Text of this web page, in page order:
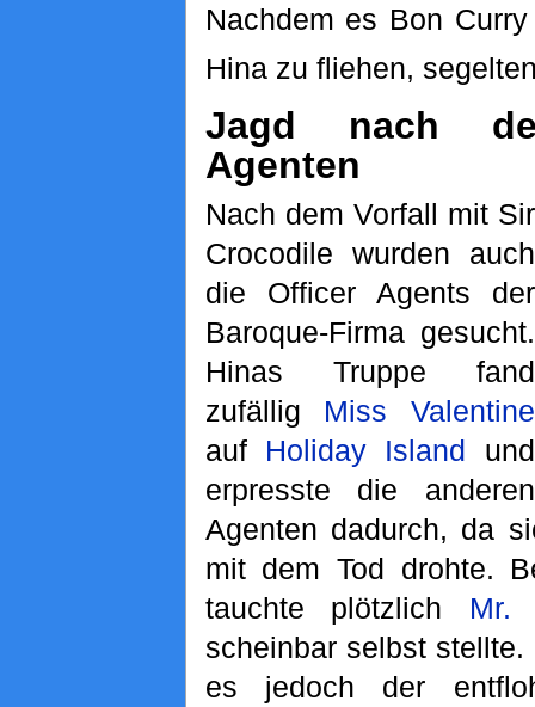
Nachdem es Bon
Hina zu fliehen,
Jagd nach
Agenten
Nach dem Vorfall mit Sir
Crocodile wurden auch
die Officer Agents der
Baroque-Firma gesucht.
Hinas Truppe fand
zufällig Miss Valentine
auf Holiday Island und
erpresste die anderen
Agenten dadurch, da
mit dem Tod drohte.
tauchte plötzlich Mr.
scheinbar selbst
es jedoch der